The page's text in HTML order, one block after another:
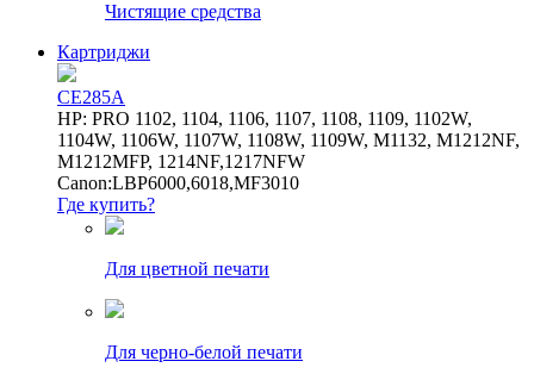
Чистящие средства
Картриджи
CE285A
HP: PRO 1102, 1104, 1106, 1107, 1108, 1109, 1102W,
1104W, 1106W, 1107W, 1108W, 1109W, M1132, M1212NF,
M1212MFP, 1214NF,1217NFW
Canon:LBP6000,6018,MF3010
Где купить?
Для цветной печати
Для черно-белой печати